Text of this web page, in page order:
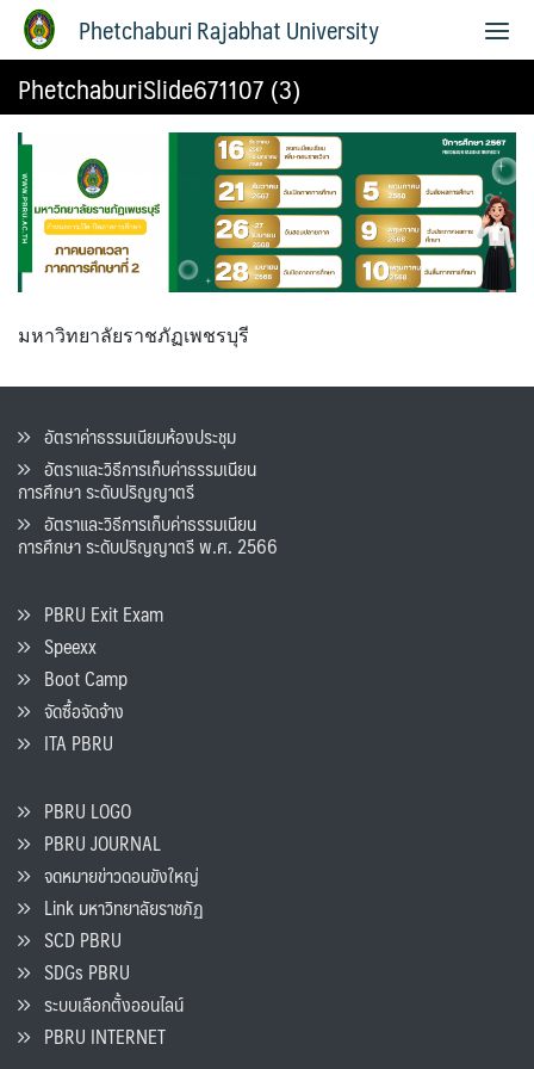
Phetchaburi Rajabhat University
PhetchaburiSlide671107 (3)
มหาวิทยาลัยราชภัฏเพชรบุรี
อัตราค่าธรรมเนียมห้องประชุม
อัตราและวิธีการเก็บค่าธรรมเนียน
การศึกษา ระดับปริญญาตรี
อัตราและวิธีการเก็บค่าธรรมเนียน
การศึกษา ระดับปริญญาตรี พ.ศ. 2566
PBRU Exit Exam
Speexx
Boot Camp
จัดซื้อจัดจ้าง
ITA PBRU
PBRU LOGO
PBRU JOURNAL
จดหมายข่าวดอนขังใหญ่
Link มหาวิทยาลัยราชภัฏ
SCD PBRU
SDGs PBRU
ระบบเลือกตั้งออนไลน์
PBRU INTERNET